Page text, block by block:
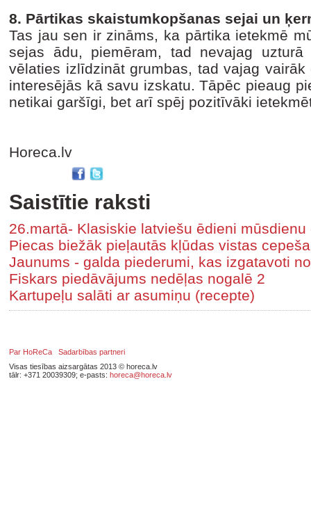
8. Pārtikas skaistumkopšanas sejai un
Tas jau sen ir zināms, ka pārtika ietekmē
sejas ādu, piemēram, tad nevajag
vēlaties izlīdzināt grumbas, tad vajag
interesējās kā savu izskatu. Tāpēc pieaug
netikai garšīgi, bet arī spēj pozitīvāki
Horeca.lv
Saistītie raksti
26.martā- Klasiskie latviešu ēdieni
Piecas biežāk pieļautās kļūdas vistas
Jaunums - galda piederumi, kas izgatavoti
Fiskars piedāvājums nedēļas nogalē 2
Kartupeļu salāti ar asumiņu (recepte)
Par HoReCa
Sadarbības partneri
Visas tiesības aizsargātas 2013 © horeca.lv
tālr: +371 20039309; e-pasts: horeca@horeca.lv